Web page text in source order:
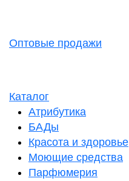
Оптовые продажи
Каталог
Атрибутика
БАДы
Красота и здоровье
Моющие средства
Парфюмерия